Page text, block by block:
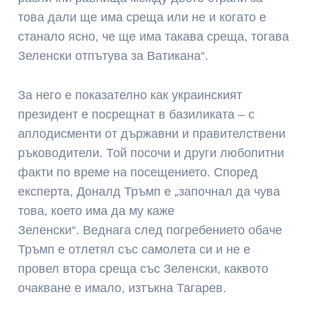
това дали ще има среща или не и когато е
станало ясно, че ще има такава среща, тогава
Зеленски отпътува за Ватикана“.
За него е показателно как украинският
президент е посрещнат в базиликата – с
аплодисменти от държавни и правителствени
ръководители. Той посочи и други любопитни
факти по време на посещението. Според
експерта, Доналд Тръмп е „започнал да чува
това, което има да му каже
Зеленски“. Веднага след погребението обаче
Тръмп е отлетял със самолета си и не е
провел втора среща със Зеленски, каквото
очакване е имало, изтъкна Тагарев.